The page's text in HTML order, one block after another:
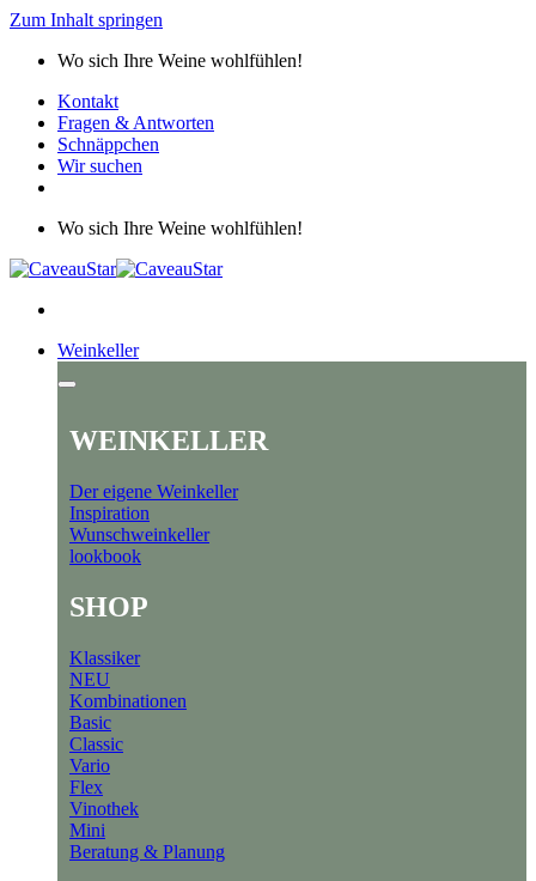
Zum Inhalt springen
Wo sich Ihre Weine wohlfühlen!
Kontakt
Fragen & Antworten
Schnäppchen
Wir suchen
Wo sich Ihre Weine wohlfühlen!
Weinkeller
WEINKELLER
Der eigene Weinkeller
Inspiration
Wunschweinkeller
lookbook
SHOP
Klassiker
NEU
Kombinationen
Basic
Classic
Vario
Flex
Vinothek
Mini
Beratung & Planung